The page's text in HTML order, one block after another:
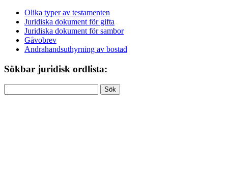
Olika typer av testamenten
Juridiska dokument för gifta
Juridiska dokument för sambor
Gåvobrev
Andrahandsuthyrning av bostad
Sökbar juridisk ordlista:
efter: